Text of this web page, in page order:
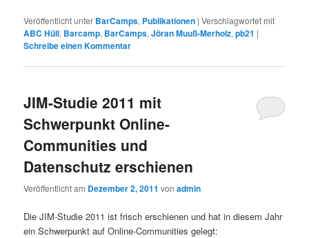
Veröffentlicht unter BarCamps, Publikationen |Verschlagwortet mit
ABC Hüll, Barcamp, BarCamps,Jöran Muuß-Merholz,pb21 |
Schreibe einen Kommentar
JIM-Studie 2011 mit
Schwerpunkt Online-
Communities und
Datenschutz erschienen
Veröffentlicht am Dezember 2, 2011 vonadmin
Die JIM-Studie 2011 ist frisch erschienen und hat in diesem Jahr
ein Schwerpunkt auf Online-Communities gelegt: